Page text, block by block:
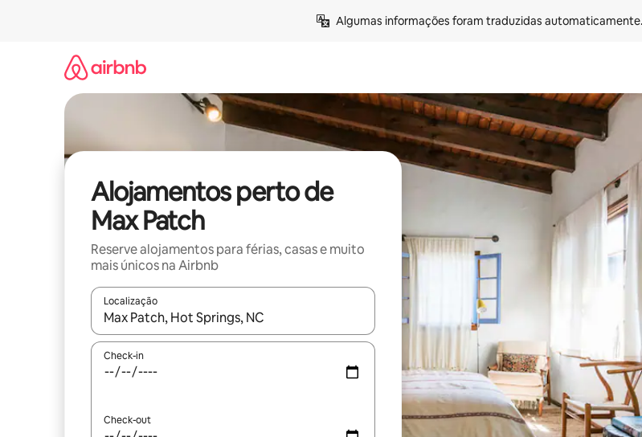
Algumas informações foram traduzidas automaticamente.
Alojamentos perto de
Max Patch
Reserve alojamentos para férias, casas e muito
mais únicos na Airbnb
Localização
Quando os resultados estiverem disponíveis, navegue com as teclas de seta para cima e para baixo ou
Check-in
Check-out